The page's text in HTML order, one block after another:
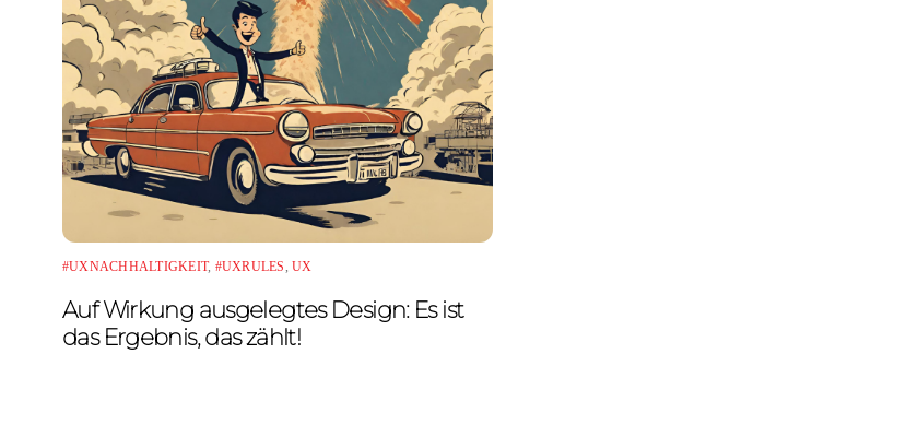
#UXNACHHALTIGKEIT, #UXRULES, UX
Auf Wirkung ausgelegtes Design: Es ist
das Ergebnis, das zählt!